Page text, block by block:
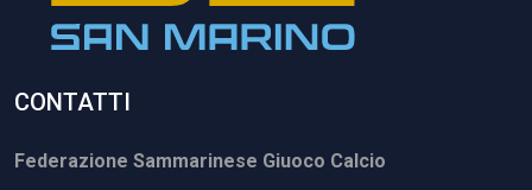
CONTATTI
Federazione Sammarinese Giuoco Calcio